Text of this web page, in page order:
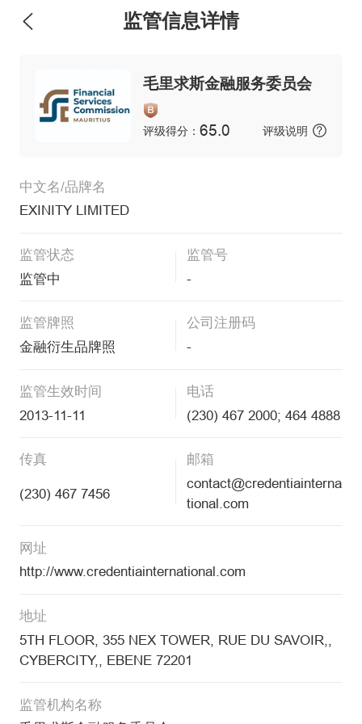
监管信息详情
毛里求斯金融服务委员会
评级得分： 65.0 评级说明
中文名/品牌名
EXINITY LIMITED
监管状态
监管中
监管号
-
监管牌照
金融衍生品牌照
公司注册码
-
监管生效时间
2013-11-11
电话
(230) 467 2000; 464 4888
传真
(230) 467 7456
邮箱
contact@credentiainterna
tional.com
网址
http://www.credentiainternational.com
地址
5TH FLOOR, 355 NEX TOWER, RUE DU SAVOIR,,
CYBERCITY,, EBENE 72201
监管机构名称